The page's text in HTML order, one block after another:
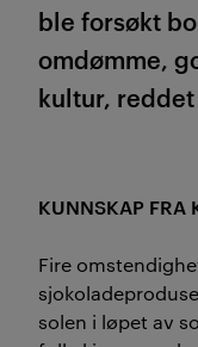
ble forsøkt
omdømme,
kultur,
KUNNSKAP FRA
Fire
solen i løpet av